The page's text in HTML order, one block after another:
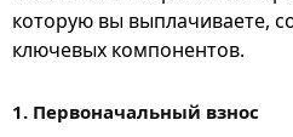
которую вы выплачиваете,
ключевых компонентов.
1. Первоначальный взнос